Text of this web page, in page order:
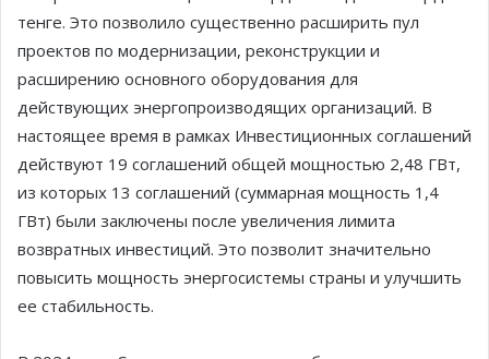
тенге. Это позволило существенно расширить пул
проектов по модернизации, реконструкции и
расширению основного оборудования для
действующих энергопроизводящих организаций. В
настоящее время в рамках Инвестиционных соглашений
действуют 19 соглашений общей мощностью 2,48 ГВт,
из которых 13 соглашений (суммарная мощность 1,4
ГВт) были заключены после увеличения лимита
возвратных инвестиций. Это позволит значительно
повысить мощность энергосистемы страны и улучшить
ее стабильность.